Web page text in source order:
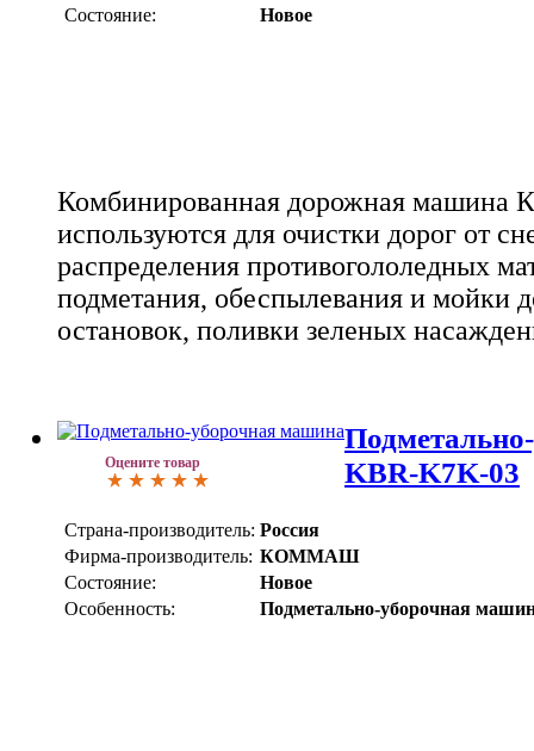
Состояние:
Новое
Комбинированная дорожная машина
используются для очистки дорог от
распределения противогололедных
подметания, обеспылевания и мойки
остановок, поливки зеленых
Оцените товар
KBR-K7K-03
Страна-производитель: Россия
Фирма-производитель: КОММАШ
Состояние:
Новое
Особенность:
Подметально-уборочная